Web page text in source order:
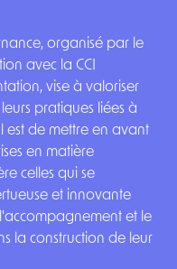
organisé par le
avec la CCI
vise à valoriser
pratiques liées à
est de mettre en avant
en matière
celles qui se
et innovante
et le
la construction de leur